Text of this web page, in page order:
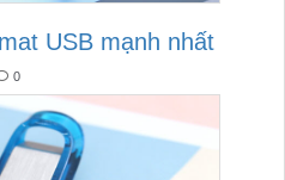
USB mạnh nhất
0